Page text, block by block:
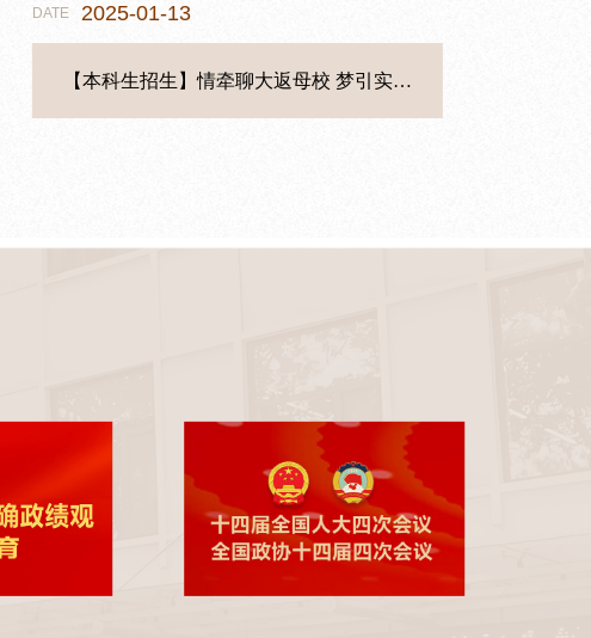
DATE 2025-01-13
【本科生招生】情牵聊大返母校 梦引实践育新苗 文学院开展社会实践活动
DATE 2024-04-05
聊城大学文学院2024年硕士研究生调剂复试录取工作方案
DATE 05-22
【本科生培养】聊城大学文学院2023级支教感悟（八）
DATE 05-09
【研究生培养】聊城大学文学院2022级支教感悟分享 李中华：道阻且长，行将则至
DATE 04-04
【就业工作】文学院举办访企拓岗专项活动